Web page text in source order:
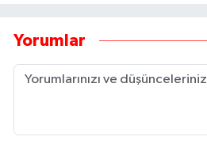
Yorumlar